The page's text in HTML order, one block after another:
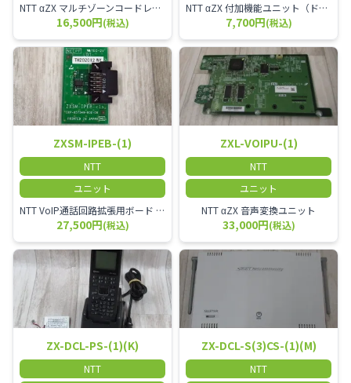
NTT αZX マルチゾーンコードレススターアンテナ(マスター)
16,500円(税込)
NTT αZX 付加機能ユニット（ドアホンなど）
7,700円(税込)
ZXSM-IPEB-(1)
NTT
ユニット
NTT VoIP通話回路拡張用ボード ZXSM－IP内線ボード－「1」
27,500円(税込)
ZXL-VOIPU-(1)
NTT
ユニット
NTT αZX 音声変換ユニット
33,000円(税込)
ZX-DCL-PS-(1)(K)
NTT
ZX-DCL-S(3)CS-(1)(M)
NTT